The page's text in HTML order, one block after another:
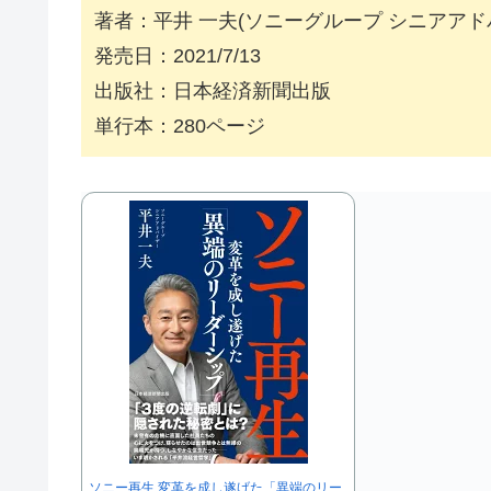
著者：平井 一夫(ソニーグループ シニアア
発売日：2021/7/13
出版社：日本経済新聞出版
単行本：280ページ